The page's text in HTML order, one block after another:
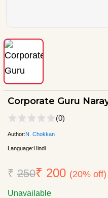
Corporate Guru
(0)
Author:N. Chokkan
Language:Hindi
₹ 250₹ 200 (20% off)
Unavailable